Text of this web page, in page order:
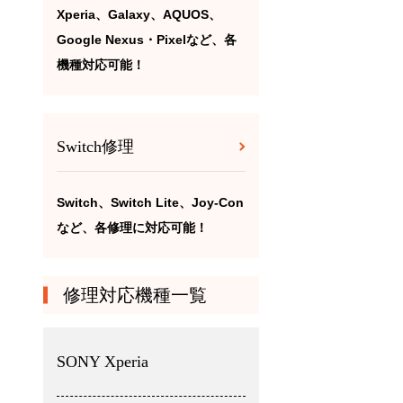
Xperia、Galaxy、AQUOS、
Google Nexus・Pixelなど、各
機種対応可能！
Switch修理
Switch、Switch Lite、Joy-Con
など、各修理に対応可能！
修理対応機種一覧
SONY Xperia